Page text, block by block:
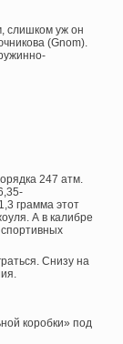
слишком уж он
(Gnom).
247 атм.
грамма этот
А в калибре
Снизу на
коробки» под